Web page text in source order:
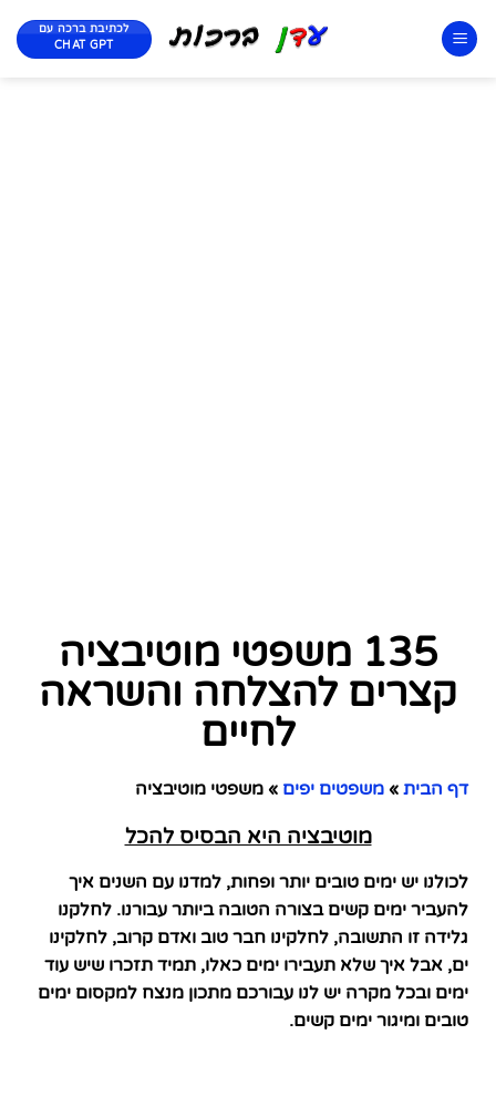
לכתיבת ברכה עם
CHAT GPT
135 משפטי מוטיבציה
קצרים להצלחה והשראה
לחיים
דף הבית » משפטים יפים » משפטי מוטיבציה
מוטיבציה היא הבסיס להכל
לכולנו יש ימים טובים יותר ופחות, למדנו עם השנים איך
להעביר ימים קשים בצורה הטובה ביותר עבורנו. לחלקנו
גלידה זו התשובה, לחלקינו חבר טוב ואדם קרוב, לחלקינו
ים, אבל איך שלא תעבירו ימים כאלו, תמיד תזכרו שיש עוד
ימים ובכל מקרה יש לנו עבורכם מתכון מנצח למקסום ימים
טובים ומיגור ימים קשים.